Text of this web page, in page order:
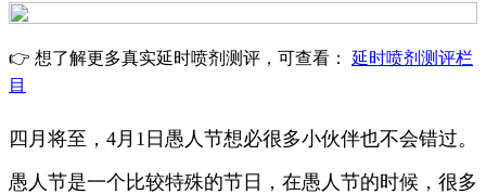
👉 想了解更多真实延时喷剂测评，可查看： 延时喷剂测评栏
目
四月将至，4月1日愚人节想必很多小伙伴也不会错过。
愚人节是一个比较特殊的节日，在愚人节的时候，很多